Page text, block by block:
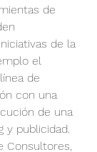
de
de la
el
de
con una
de una
y publicidad.